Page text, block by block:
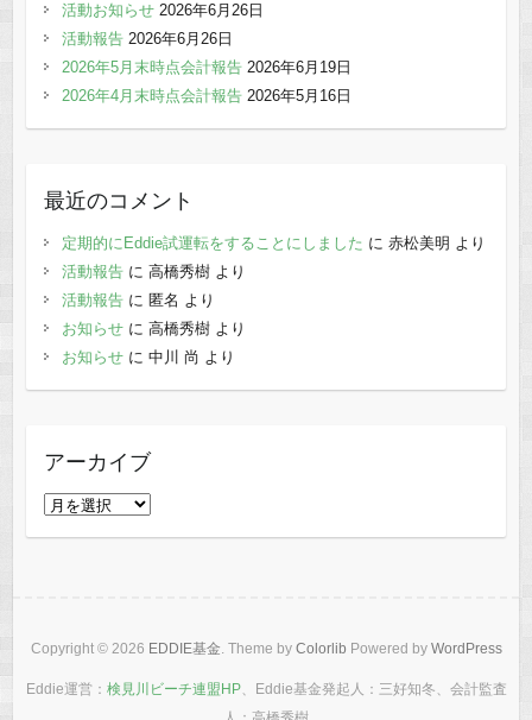
活動お知らせ 2026年6月26日
活動報告 2026年6月26日
2026年5月末時点会計報告 2026年6月19日
2026年4月末時点会計報告 2026年5月16日
最近のコメント
定期的にEddie試運転をすることにしました に 赤松美明 より
活動報告に 高橋秀樹より
活動報告に 匿名 より
お知らせに 高橋秀樹より
お知らせに 中川 尚 より
アーカイブ
ア
Copyright © 2026 EDDIE基金. Theme by Colorlib Powered by WordPress
Eddie運営： 検見川ビーチ連盟HP、Eddie基金発起人：三好知冬、会計監査